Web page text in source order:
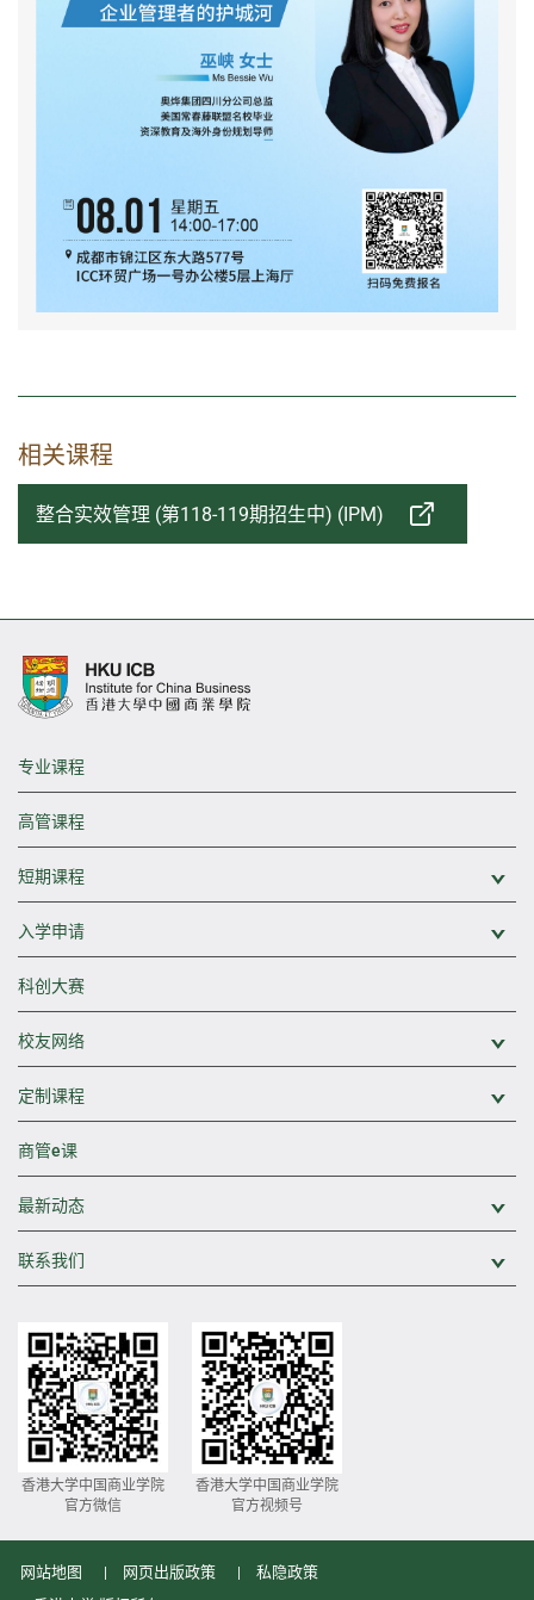
相关课程
整合实效管理 (第118-119期招生中) (IPM)
专业课程
高管课程
短期课程
入学申请
科创大赛
校友网络
定制课程
商管e课
最新动态
联系我们
香港大学中国商业学院
官方微信
香港大学中国商业学院
官方视频号
网站地图 网页出版政策
私隐政策